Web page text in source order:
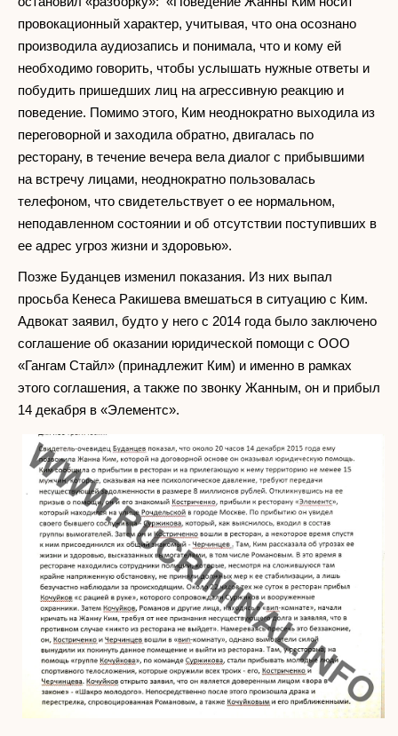
провокационный характер, учитывая, что она осознано
производила аудиозапись и понимала, что и кому ей
необходимо говорить, чтобы услышать нужные ответы и
побудить пришедших лиц на агрессивную реакцию и
поведение. Помимо этого, Ким неоднократно выходила из
переговорной и заходила обратно, двигалась по
ресторану, в течение вечера вела диалог с прибывшими
на встречу лицами, неоднократно пользовалась
телефоном, что свидетельствует о ее нормальном,
неподавленном состоянии и об отсутствии поступивших в
ее адрес угроз жизни и здоровью».
Позже Буданцев изменил показания. Из них выпал
просьба Кенеса Ракишева вмешаться в ситуацию с Ким.
Адвокат заявил, будто у него с 2014 года было заключено
соглашение об оказании юридической помощи с ООО
«Гангам Стайл» (принадлежит Ким) и именно в рамках
этого соглашения, а также по звонку Жанным, он и прибыл
14 декабря в «Элементс».